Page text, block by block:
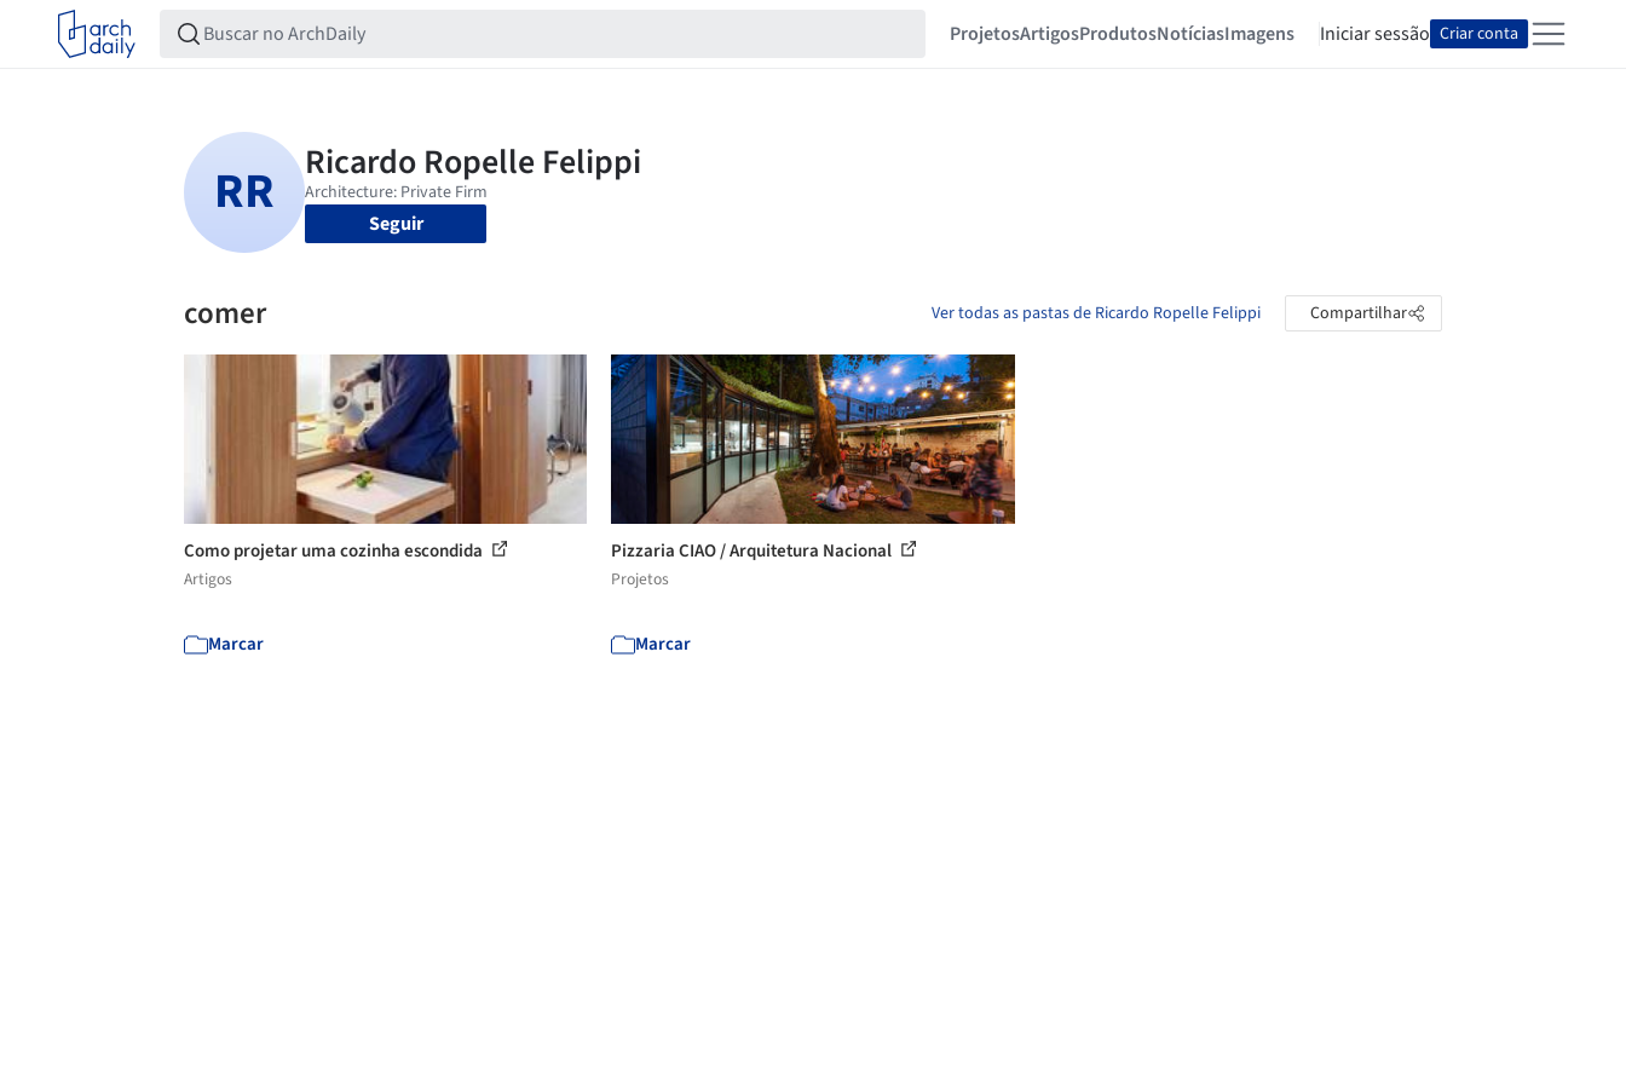
ProjetosArtigosProdutosNotíciasImagens Iniciar sessão Criar conta
Seguir
comer Ver todas as pastas de Ricardo Ropelle Felippi Compartilhar
Como projetar uma cozinha escondida
Artigos
Marcar
Pizzaria CIAO / Arquitetura Nacional
Projetos
Marcar